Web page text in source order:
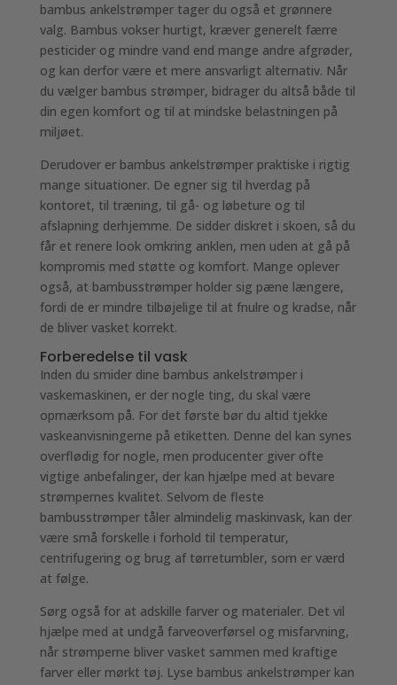
bambus ankelstrømper tager du også et grønnere
valg. Bambus vokser hurtigt, kræver generelt færre
pesticider og mindre vand end mange andre afgrøder,
og kan derfor være et mere ansvarligt alternativ. Når
du vælger bambus strømper, bidrager du altså både til
din egen komfort og til at mindske belastningen på
miljøet.
Derudover er bambus ankelstrømper praktiske i rigtig
mange situationer. De egner sig til hverdag på
kontoret, til træning, til gå- og løbeture og til
afslapning derhjemme. De sidder diskret i skoen, så du
får et renere look omkring anklen, men uden at gå på
kompromis med støtte og komfort. Mange oplever
også, at bambusstrømper holder sig pæne længere,
fordi de er mindre tilbøjelige til at fnulre og kradse, når
de bliver vasket korrekt.
Forberedelse til vask
Inden du smider dine bambus ankelstrømper i
vaskemaskinen, er der nogle ting, du skal være
opmærksom på. For det første bør du altid tjekke
vaskeanvisningerne på etiketten. Denne del kan synes
overflødig for nogle, men producenter giver ofte
vigtige anbefalinger, der kan hjælpe med at bevare
strømpernes kvalitet. Selvom de fleste
bambusstrømper tåler almindelig maskinvask, kan der
være små forskelle i forhold til temperatur,
centrifugering og brug af tørretumbler, som er værd
at følge.
Sørg også for at adskille farver og materialer. Det vil
hjælpe med at undgå farveoverførsel og misfarvning,
når strømperne bliver vasket sammen med kraftige
farver eller mørkt tøj. Lyse bambus ankelstrømper kan